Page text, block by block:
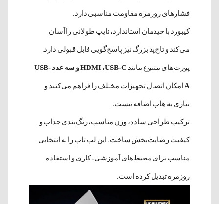
فشارهای روزمره مقاومت مناسبی دارد.
کیبورد با چیدمان استاندارد، تایپ طولانی را آسان
می‌کند و تاچ‌پد بزرگ نیز پاسخ‌گویی قابل قبولی دارد.
پورت‌های متنوع مانند HDMI ،USB-C و سه عدد USB-
A امکان اتصال تجهیزات مختلف را فراهم می‌کنند و
نیازی به هاب اضافه نیست.
ترکیب طراحی ساده، وزن مناسب، رنگ‌بندی جذاب و
کیفیت رضایت‌بخش ساخت، این لپ تاپ را به انتخابی
مناسب برای محیط‌های آموزشی، کاری و استفاده
روزمره تبدیل کرده است.